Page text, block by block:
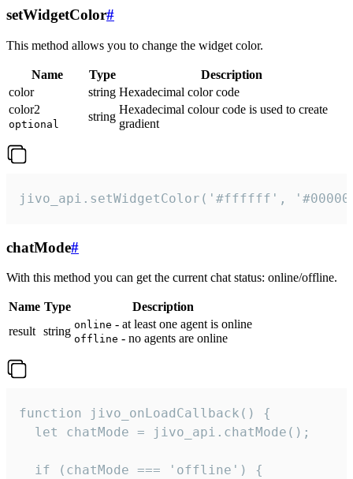
setWidgetColor#
This method allows you to change the widget color.
Name Type
Description
color
string Hexadecimal color code
color2
optional
string
Hexadecimal colour code is used to create
gradient
jivo_api.setWidgetColor('#ffffff',
chatMode#
With this method you can get the current chat status: online/offline.
Name Type
Description
result string online - at least one agent is online
offline - no agents are online
function jivo_onLoadCallback() {
  let chatMode = jivo_api.chatMode();
  if (chatMode === 'offline') {